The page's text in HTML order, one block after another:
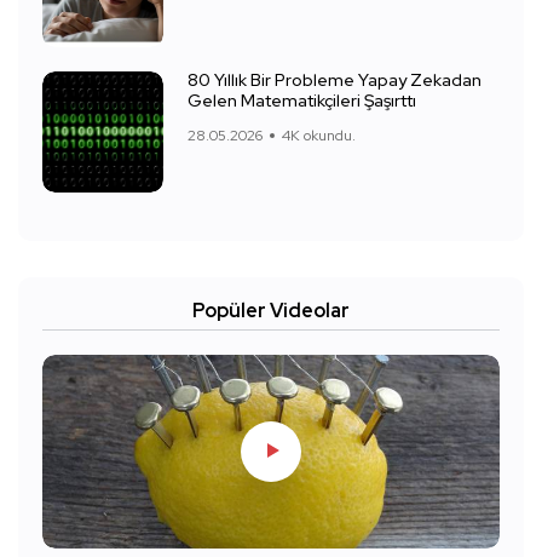
80 Yıllık Bir Probleme Yapay Zekadan
Gelen Matematikçileri Şaşırttı
28.05.2026 4K okundu.
Popüler Videolar